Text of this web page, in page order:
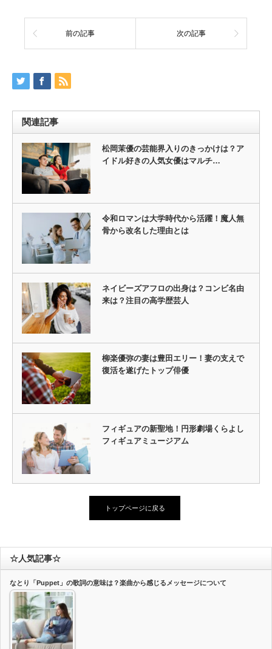
前の記事 次の記事
関連記事
松岡茉優の芸能界入りのきっかけは？ア
イドル好きの人気女優はマルチ…
令和ロマンは大学時代から活躍！魔人無
骨から改名した理由とは
ネイビーズアフロの出身は？コンビ名由
来は？注目の高学歴芸人
柳楽優弥の妻は豊田エリー！妻の支えで
復活を遂げたトップ俳優
フィギュアの新聖地！円形劇場くらよし
フィギュアミュージアム
トップページに戻る
☆人気記事☆
なとり「Puppet」の歌詞の意味は？楽曲から感じるメッセージについて